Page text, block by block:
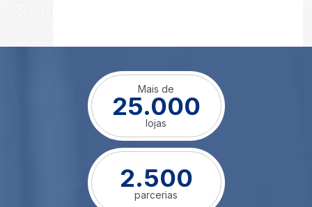
Mais de
25.000
lojas
2.500
parcerias